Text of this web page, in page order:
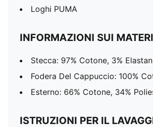
Loghi PUMA
INFORMAZIONI SUI
Stecca: 97% Cotone, 3% Elastan
Fodera Del Cappuccio: 100%
Esterno: 66% Cotone, 34%
ISTRUZIONI PER IL